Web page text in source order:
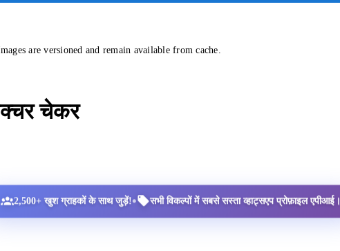
are versioned and remain available from cache.
चेकर
2,500+ खुश ग्राहकों के साथ जुड़ें!• सभी विकल्पों में सबसे सस्ता व्हाट्सएप प्रोफ़ाइल एपीआई।